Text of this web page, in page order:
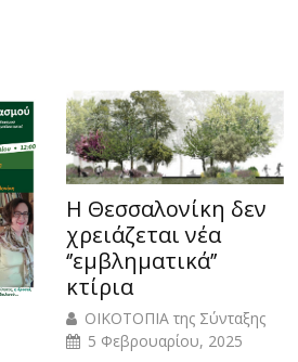
Η Θεσσαλονίκη δεν
χρειάζεται νέα
‘’εμβληματικά’’
κτίρια
ΟΙΚΟΤΟΠΙΑ της Σύνταξης
5 Φεβρουαρίου, 2025